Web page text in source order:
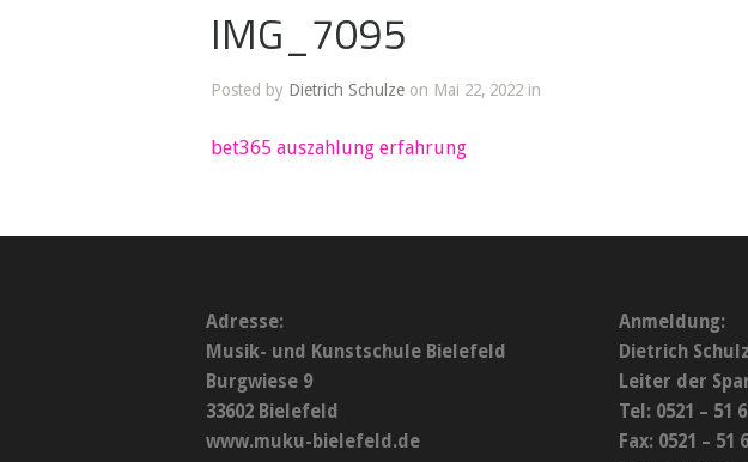
IMG_7095
Posted by Dietrich Schulze on Mai 22, 2022 in
bet365 auszahlung erfahrung
Adresse:
Musik- und Kunstschule Bielefeld
Burgwiese 9
33602 Bielefeld
www.muku-bielefeld.de
Anmeldung:
Dietrich
Leiter der
Tel: 0521 – 51
Fax: 0521 – 51